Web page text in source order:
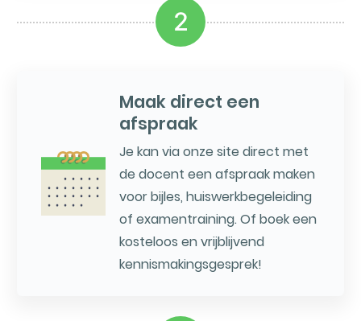
2
Maak direct een
afspraak
Je kan via onze site direct met
de docent een afspraak maken
voor bijles, huiswerkbegeleiding
of examentraining. Of boek een
kosteloos en vrijblijvend
kennismakingsgesprek!